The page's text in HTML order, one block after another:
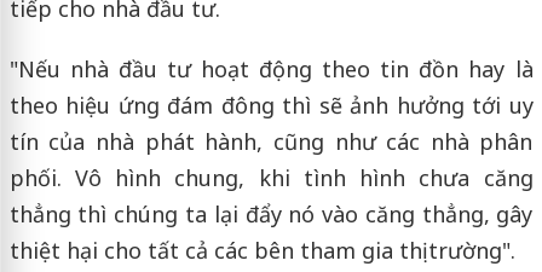
tiếp cho nhà đầu tư.
"Nếu nhà đầu tư hoạt động theo tin đồn hay là
theo hiệu ứng đám đông thì sẽ ảnh hưởng tới uy
tín của nhà phát hành, cũng như các nhà phân
phối. Vô hình chung, khi tình hình chưa căng
thẳng thì chúng ta lại đẩy nó vào căng thẳng, gây
thiệt hại cho tất cả các bên tham gia thị trường".